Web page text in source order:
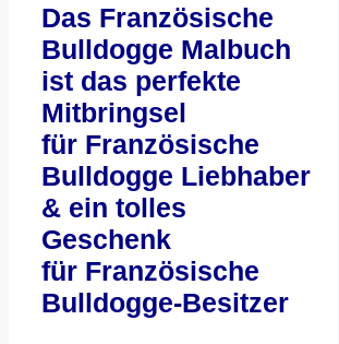
Das Französische
Bulldogge Malbuch
ist das perfekte
Mitbringsel
für Französische
Bulldogge Liebhaber
& ein tolles
Geschenk
für Französische
Bulldogge-Besitzer